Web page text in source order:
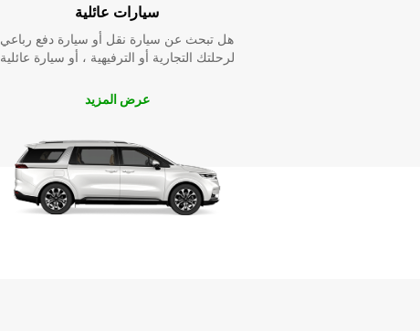
سيارات عائلية
هل تبحث عن سيارة نقل أو سيارة دفع رباعي
لرحلتك التجارية أو الترفيهية ، أو سيارة عائلية
عرض المزيد